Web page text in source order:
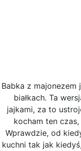
Babka z
białkach. Ta
jajkami, za to
kocham ten
Wprawdzie, od
kuchni tak jak